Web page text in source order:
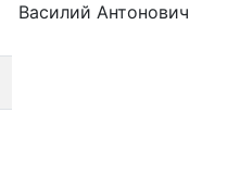
Василий Антонович